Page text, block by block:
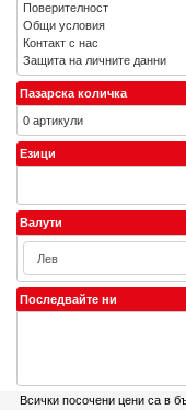
Поверителност
Общи условия
Контакт с нас
Защита на личните данни
Пазарска количка
0 артикули
Езици
Валути
Последвайте ни
Всички посочени цени са в